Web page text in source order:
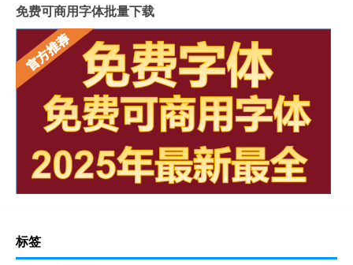
免费可商用字体批量下载
标签